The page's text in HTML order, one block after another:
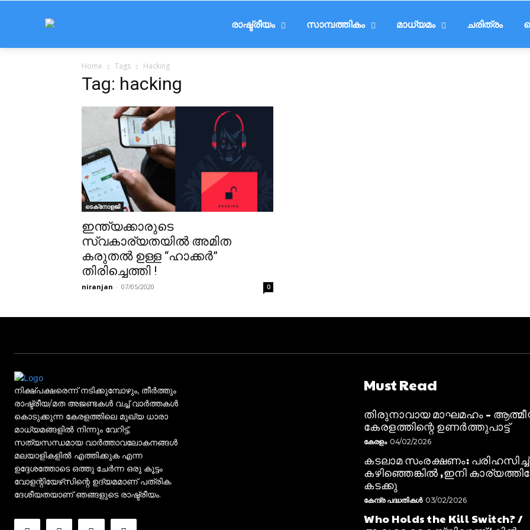
രാഷ്ട്രീയം സാമ്പത്തികം മാധ്യമം ചരിത്രം
Home Tags Hacking
Tag: hacking
ടെക്‌നോളജി
ഇന്ത്യക്കാരുടെ
സ്വകാര്യതയിൽ അമിത
കരുതൽ ഉള്ള “ഹാക്കർ”
തിരിച്ചെത്തി !
niranjan - 07/05/2020 0
നിക്ഷ്പക്ഷരെന്ന് നടിക്കുമ്പോഴും, തീർത്തും
രാഷ്ട്രീയ/മത അജണ്ടകൾ വച്ച് വാർത്തകൾ
കൊടുക്കുന്ന കേരളത്തിലെ മുഖ്യ ധാരാ
മാധ്യമങ്ങളിൽ നിന്നും വേറിട്ട്,
സത്യസന്ധമായ വാർത്താവലോകനങ്ങൾ
മലയാളികളിൽ എത്തിക്കുക എന്ന
ഉദ്ദേശത്തോടെ ഒത്തു ചേർന്ന ഒരു കൂട്ടം
വോളന്റിയേഴ്‌സിന്റെ ഉദ്യമമാണ് പത്രിക.
ദേശീയതയാണ് ഞങ്ങളുടെ രാഷ്ട്രീയം.
Must Read
തിരുനാവായ മാഘമഹം –
കേരളത്തിന്റെ ഉണർത്തുപാട്ട്
കേരളം 04/02/2026
കടലാമ സംരക്ഷണം: പരിഹസിച്ച്
കഴിഞ്ഞെങ്കിൽ ,ഇനി
കടക്കു
കേന്ദ്ര പദ്ധതികൾ 03/02/2026
Who Holds the Kill Switch? /